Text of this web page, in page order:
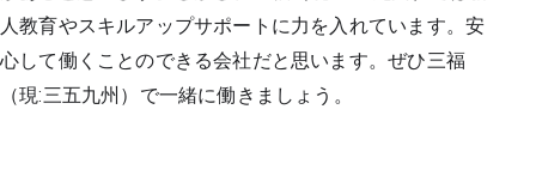
人教育やスキルアップサポートに力を入れています。安
心して働くことのできる会社だと思います。ぜひ三福
（現:三五九州）で一緒に働きましょう。